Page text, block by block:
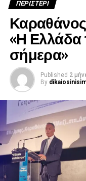
ΠΕΡΙΣΤΕΡΙ
«Η Ελλάδα
σήμερα»
Published 2
By